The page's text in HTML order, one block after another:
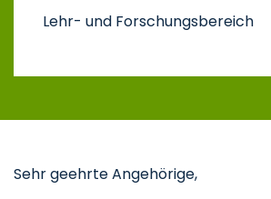
Lehr- und Forschungsbereich
Sehr geehrte Angehörige,